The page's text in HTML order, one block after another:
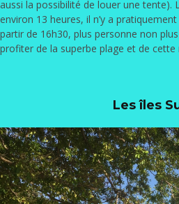
aussi la possibilité de louer une tente).
environ 13 heures, il n’y a
partir de 16h30, plus personne non
profiter de la superbe plage et de cette
Les îles